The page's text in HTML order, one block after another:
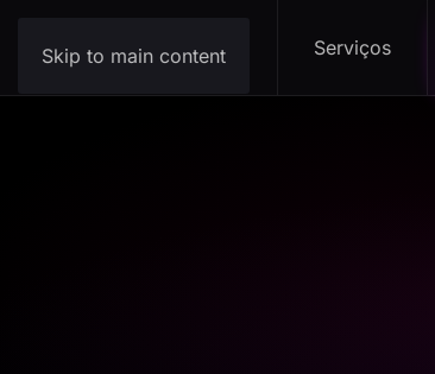
Skip to main content Serviços